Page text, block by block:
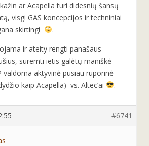
ar Acapella turi didesnių šansų
visgi GAS koncepcijos ir techniniai
skirtingi
.
ir ateity rengti panašaus
suremti ietis galėtų maniškė
aktyvinė pusiau ruporinė
kaip Acapella) vs. Altec’ai
.
#6741